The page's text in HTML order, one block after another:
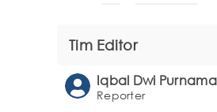
Tim Editor
Iqbal Dwi Purnama
Reporter